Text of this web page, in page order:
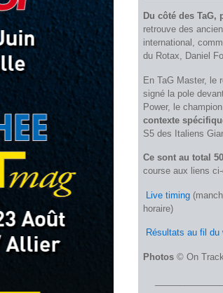
Du côté des
retrouve des
international,
du Rotax, Daniel
En TaG Master, le
signé la pole
Power, le
contexte
S5 des Italiens
Ce sont au total
course aux liens
 Live timing
horaire)
 Résultats au fil
Photos © On